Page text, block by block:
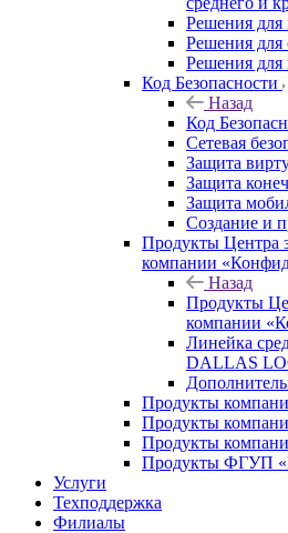
Решения для
Решения для
Решения для
Код Безопасности
Назад
Код
Сетевая
Защита
Защита
Защита
Создание и
Продукты Центра
компании
Назад
Продукты
компании
Линейка
DALLAS
Продукты
Продукты
Продукты
Продукты ФГУП
Услуги
Техподдержка
Филиалы